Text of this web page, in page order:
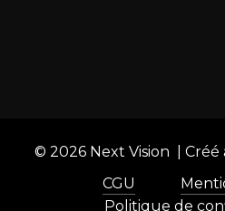
© 2026Next Vision | Créé
CGU
Politique de